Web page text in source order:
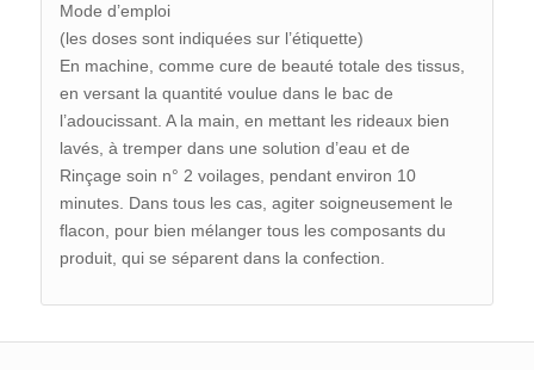
Mode d’emploi
(les doses sont indiquées sur l’étiquette)
En machine, comme cure de beauté totale des tissus,
en versant la quantité voulue dans le bac de
l’adoucissant. A la main, en mettant les rideaux bien
lavés, à tremper dans une solution d’eau et de
Rinçage soin n° 2 voilages, pendant environ 10
minutes. Dans tous les cas, agiter soigneusement le
flacon, pour bien mélanger tous les composants du
produit, qui se séparent dans la confection.